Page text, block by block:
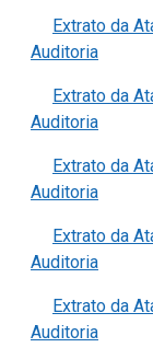
Extrato da
Auditoria
Extrato da
Auditoria
Extrato da
Auditoria
Extrato da
Auditoria
Extrato da
Auditoria